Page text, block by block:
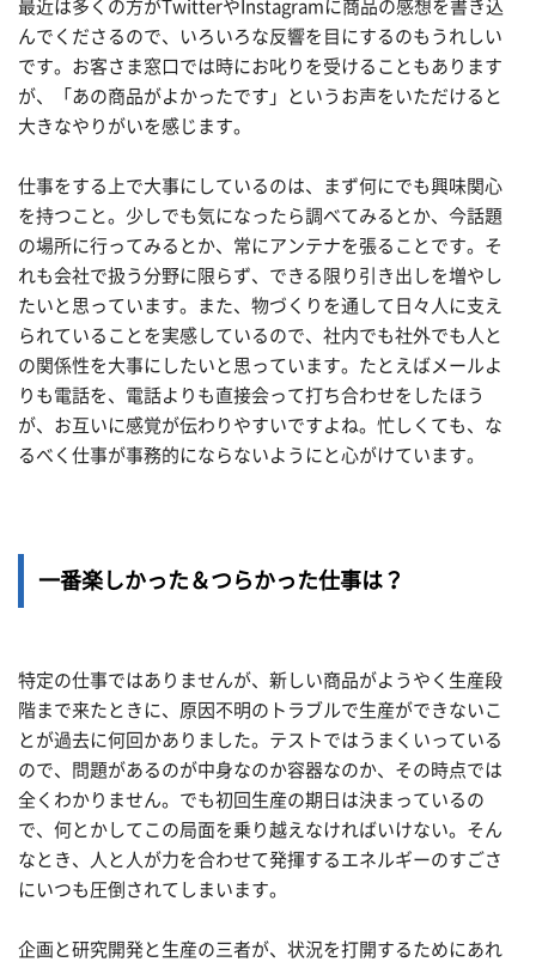
最近は多くの方がTwitterやInstagramに商品の感想を書き込
んでくださるので、いろいろな反響を目にするのもうれしい
です。お客さま窓口では時にお叱りを受けることもあります
が、「あの商品がよかったです」というお声をいただけると
大きなやりがいを感じます。
仕事をする上で大事にしているのは、まず何にでも興味関心
を持つこと。少しでも気になったら調べてみるとか、今話題
の場所に行ってみるとか、常にアンテナを張ることです。そ
れも会社で扱う分野に限らず、できる限り引き出しを増やし
たいと思っています。また、物づくりを通して日々人に支え
られていることを実感しているので、社内でも社外でも人と
の関係性を大事にしたいと思っています。たとえばメールよ
りも電話を、電話よりも直接会って打ち合わせをしたほう
が、お互いに感覚が伝わりやすいですよね。忙しくても、な
るべく仕事が事務的にならないようにと心がけています。
一番楽しかった＆つらかった仕事は？
特定の仕事ではありませんが、新しい商品がようやく生産段
階まで来たときに、原因不明のトラブルで生産ができないこ
とが過去に何回かありました。テストではうまくいっている
ので、問題があるのが中身なのか容器なのか、その時点では
全くわかりません。でも初回生産の期日は決まっているの
で、何とかしてこの局面を乗り越えなければいけない。そん
なとき、人と人が力を合わせて発揮するエネルギーのすごさ
にいつも圧倒されてしまいます。
企画と研究開発と生産の三者が、状況を打開するためにあれ